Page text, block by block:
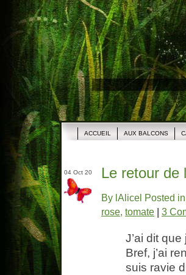
ACCUEIL AUX BALCONS
04 Oct 20 Le retour de
By lAlicel Posted in
rose, tomate | 3
J’ai dit
Bref, j’ai
suis ravie